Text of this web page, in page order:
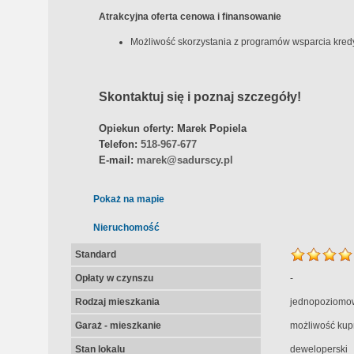
Atrakcyjna oferta cenowa i finansowanie
Możliwość skorzystania z programów wsparcia
Skontaktuj się i poznaj szczegóły!
Opiekun oferty: Marek Popiela
Telefon: 518-967-677
E-mail: marek@sadurscy.pl
Pokaż na mapie
Nieruchomość
Standard
Opłaty w czynszu -
Rodzaj mieszkania
Garaż - mieszkanie możliwość
Stan lokalu deweloperski